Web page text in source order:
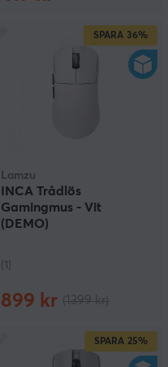
SPARA 36%
Lamzu
INCA Trådlös
Gamingmus - Vit
(DEMO)
(1)
899 kr
SPARA 25%